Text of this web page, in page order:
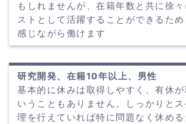
もしれませんが、在籍年数と共に徐々
ストとして活躍することができるた
感じながら働けます
研究開発、在籍10年以上、男性
基本的に休みは取得しやすく、有休が
いうこともありません。しっかりと
理を行えていれば特に問題なく休め